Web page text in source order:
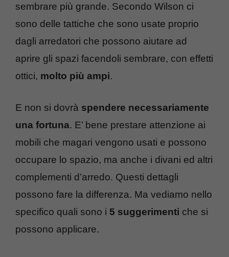
sembrare più grande. Secondo Wilson ci
sono delle tattiche che sono usate proprio
dagli arredatori che possono aiutare ad
aprire gli spazi facendoli sembrare, con effetti
ottici, molto più ampi.
E non si dovrà spendere necessariamente
una fortuna. E’ bene prestare attenzione ai
mobili che magari vengono usati e possono
occupare lo spazio, ma anche i divani ed altri
complementi d’arredo. Questi dettagli
possono fare la differenza. Ma vediamo nello
specifico quali sono i 5 suggerimenti che si
possono applicare.